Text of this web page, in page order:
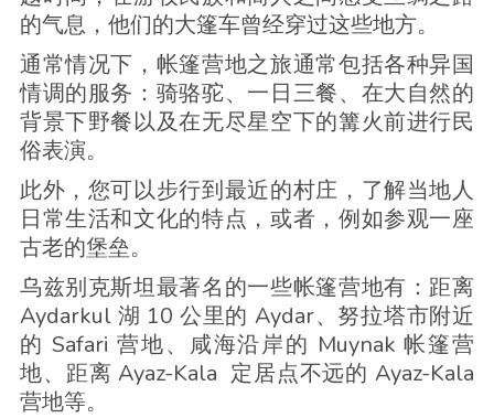
的气息，他们的大篷车曾经穿过这些地方。
通常情况下，帐篷营地之旅通常包括各种异国
情调的服务：骑骆驼、一日三餐、在大自然的
背景下野餐以及在无尽星空下的篝火前进行民
俗表演。
此外，您可以步行到最近的村庄，了解当地人
日常生活和文化的特点，或者，例如参观一座
古老的堡垒。
乌兹别克斯坦最著名的一些帐篷营地有：距离
Aydarkul 湖 10 公里的 Aydar、努拉塔市附近
的 Safari 营地、咸海沿岸的 Muynak 帐篷营
地、距离 Ayaz-Kala 定居点不远的 Ayaz-Kala
营地等。